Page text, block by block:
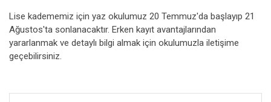
Lise kadememiz için yaz okulumuz 20 Temmuz'da başlayıp 21
Ağustos'ta sonlanacaktır. Erken kayıt avantajlarından
yararlanmak ve detaylı bilgi almak için okulumuzla iletişime
geçebilirsiniz.